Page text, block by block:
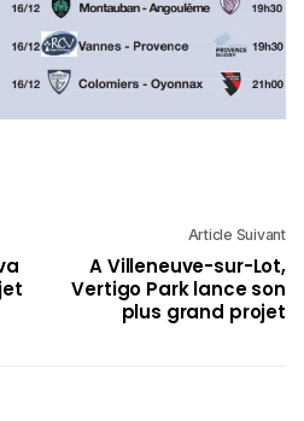
Article Suivant
A Villeneuve-sur-Lot,
Vertigo Park lance son
plus grand projet